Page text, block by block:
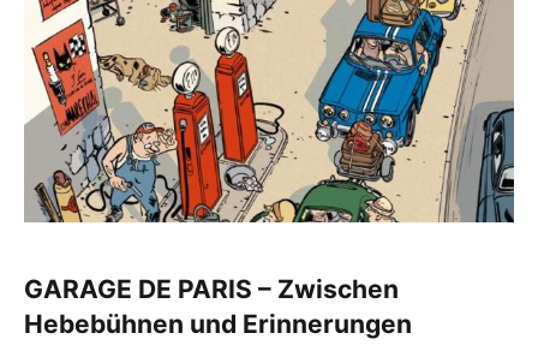
GARAGE DE PARIS – Zwischen
Hebebühnen und Erinnerungen